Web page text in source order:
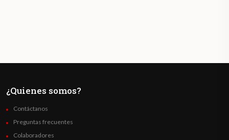
¿Quienes somos?
Contáctanos
Preguntas frecuentes
Colaboradores